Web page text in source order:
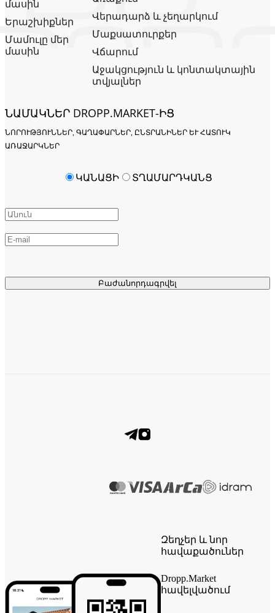
մասին
Երաշխիքներ
Մամուլը մեր
մասին
Վերադարձ և չեղարկում
Մաքսատուրքեր
Վճարում
Աջակցություն և կոնտակտային
տվյալներ
ՆԱՄԱԿՆԵՐ DROPP.MARKET-ԻՑ
ՆՈՐՈՒԹՅՈՒՆՆԵՐ, ԳԱՂԱՓԱՐՆԵՐ, ԸՆՏՐԱՆԻՆԵՐ ԵՒ ՀԱՏՈՒԿ Ա
ՌԱՋԱՐԿՆԵՐ
Բաժանորդագրվել
ԿԱՆԱՑԻ ՏՂԱՄԱՐԴԿԱՆՑ
Զեղչեր և նոր
հավաքածուներ
Dropp.Market
հավելվածում